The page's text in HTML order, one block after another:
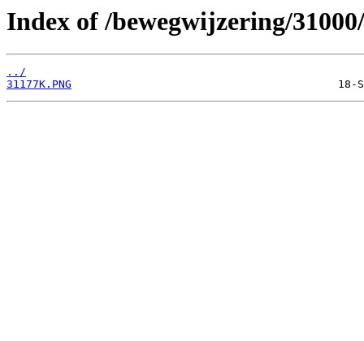
Index of /bewegwijzering/
../
31177K.PNG